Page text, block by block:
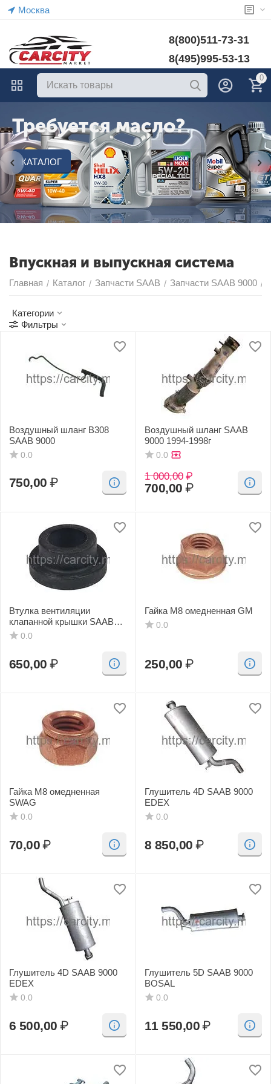
Москва
8(800)511-73-31
8(495)995-53-13
0
Требуется масло?
КАТАЛОГ
Впускная и выпускная система
Главная / Каталог / Запчасти SAAB / Запчасти SAAB 9000 /
Категории
Фильтры
Воздушный шланг B308
SAAB 9000
0.0
750,00 ₽
Воздушный шланг SAAB
9000 1994-1998г
0.0
1 000,00 ₽
700,00 ₽
Втулка вентиляции
клапанной крышки SAAB
GPARTS
0.0
650,00 ₽
Гайка М8 омедненная GM
0.0
250,00 ₽
Гайка М8 омедненная
SWAG
0.0
70,00₽
Глушитель 4D SAAB 9000
EDEX
0.0
8 850,00 ₽
Глушитель 4D SAAB 9000
EDEX
0.0
6 500,00 ₽
Глушитель 5D SAAB 9000
BOSAL
0.0
11 550,00₽